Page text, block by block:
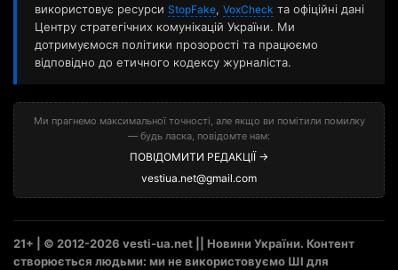
використовує ресурси StopFake, VoxCheck та офіційні дані
Центру стратегічних комунікацій України. Ми
дотримуємося політики прозорості та працюємо
відповідно до етичного кодексу журналіста.
Ми прагнемо максимальної точності, але якщо ви помітили помилку
— будь ласка, повідомте нам:
ПОВІДОМИТИ РЕДАКЦІЇ →
vestiua.net@gmail.com
21+ | © 2012-2026 vesti-ua.net || Новини України. Контент
створюється людьми: ми не використовуємо ШІ для